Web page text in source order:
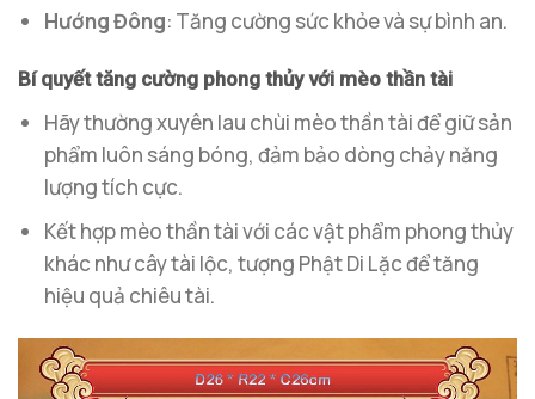
Hướng Đông: Tăng cường sức khỏe và sự bình an.
Bí quyết tăng cường phong thủy với mèo thần tài
Hãy thường xuyên lau chùi mèo thần tài để giữ sản
phẩm luôn sáng bóng, đảm bảo dòng chảy năng
lượng tích cực.
Kết hợp mèo thần tài với các vật phẩm phong thủy
khác như cây tài lộc, tượng Phật Di Lặc để tăng
hiệu quả chiêu tài.